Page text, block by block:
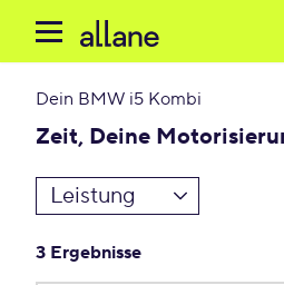
Dein BMW i5 Kombi
Zeit, Deine
Leistung
3 Ergebnisse